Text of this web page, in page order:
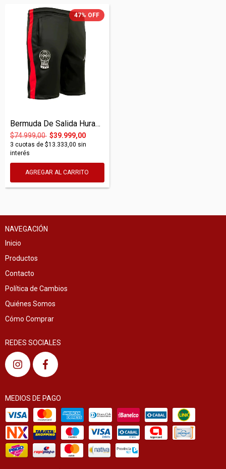
47% OFF
Bermuda De Salida Huracán Kappa 2025 Ver...
$74.999,00 $39.999,00
3 cuotas de $13.333,00 sin
interés
AGREGAR AL CARRITO
NAVEGACIÓN
Inicio
Productos
Contacto
Política de Cambios
Quiénes Somos
Cómo Comprar
REDES SOCIALES
MEDIOS DE PAGO